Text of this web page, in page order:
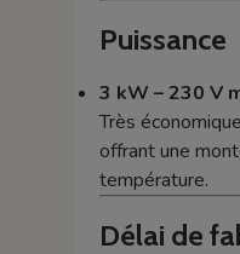
Puissance
3 kW – 230 V
Très
offrant une
température.
Délai de